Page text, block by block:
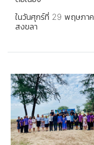
ในวันศุกร์ที่ 29 พฤษภา
สงขลา